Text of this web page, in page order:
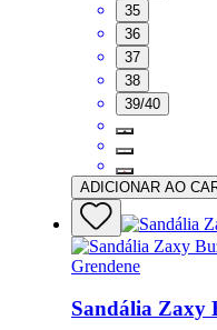
35
36
37
38
39/40
ADICIONAR AO
Grendene
Sandália Zaxy